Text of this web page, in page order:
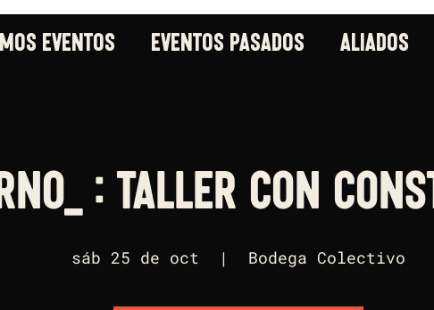
ALIADOS
EVENTOS PASADOS
EVENTOS
: Taller con
sáb 25 de oct
  |
Bodega Colectivo